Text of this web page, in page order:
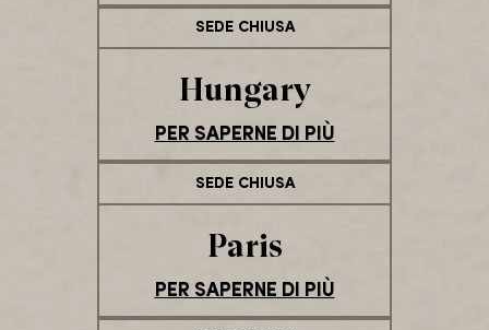
SEDE CHIUSA
Hungary
PER SAPERNE DI PIÙ
SEDE CHIUSA
Paris
PER SAPERNE DI PIÙ